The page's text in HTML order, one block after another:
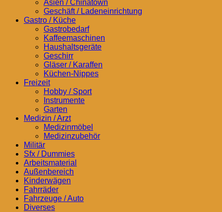
Asien / Chinatown
Geschäft / Ladeneinrichtung
Gastro / Küche
Gastrobedarf
Kaffeemaschinen
Haushaltsgeräte
Geschirr
Gläser / Karaffen
Küchen-Nippes
Freizeit
Hobby / Sport
Instrumente
Garten
Medizin / Arzt
Medizinmöbel
Medizinzubehör
Militär
Sfx / Dummies
Arbeitsmaterial
Außenbereich
Kinderwägen
Fahrräder
Fahrzeuge / Auto
Diverses